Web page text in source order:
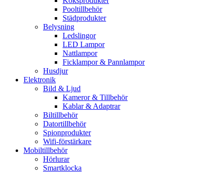
Pooltillbehör
Städprodukter
Belysning
Ledslingor
LED Lampor
Nattlampor
Ficklampor & Pannlampor
Husdjur
Elektronik
Bild & Ljud
Kameror & Tillbehör
Kablar & Adaptrar
Biltillbehör
Datortillbehör
Spionprodukter
Wifi-förstärkare
Mobiltillbehör
Hörlurar
Smartklocka